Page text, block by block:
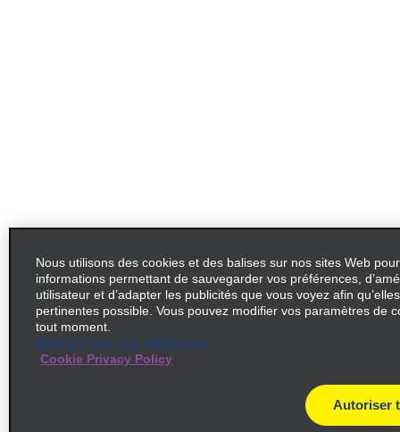
Nous utilisons des cookies et des balises sur nos sites Web
informations permettant de sauvegarder vos préférences,
utilisateur et d’adapter les publicités que vous voyez afin
pertinentes possible. Vous pouvez modifier vos paramètres de
tout moment.
Mettez à jour vos AdChoices
Cookie Privacy Policy
Autoriser